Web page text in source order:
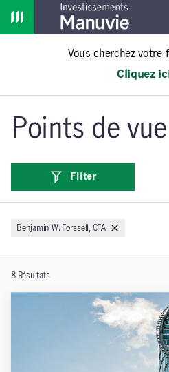
Home
Vous cherchez votre
Cliquez
Points de vue
Filter
Benjamin W. Forssell, CFA
8 Résultats